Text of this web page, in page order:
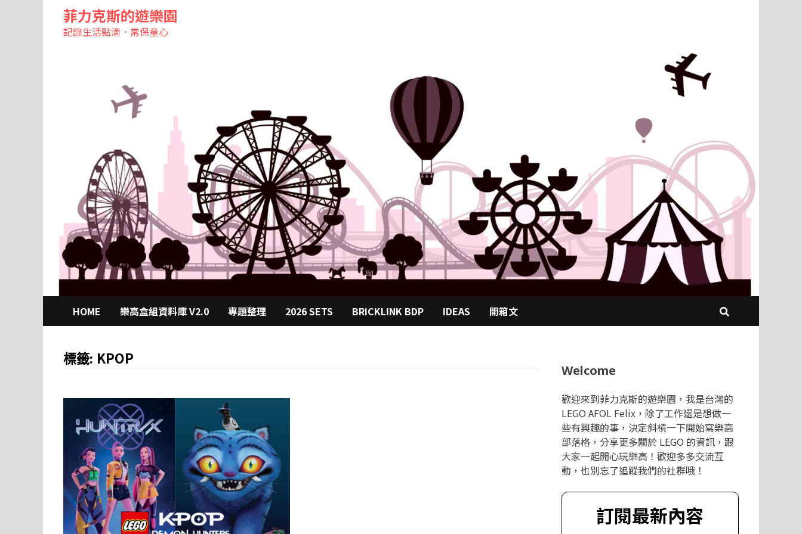
菲力克斯的遊樂園
記錄生活點滴．常保童心
HOME 樂高盒組資料庫 V2.0 專題整理 2026 SETS BRICKLINK BDP IDEAS 開箱文
標籤: KPOP
Welcome
歡迎來到菲力克斯的遊樂園，我是台灣的
LEGO AFOL Felix，除了工作還是想做一
些有興趣的事，決定斜槓一下開始寫樂高
部落格，分享更多關於 LEGO 的資訊，跟
大家一起開心玩樂高！歡迎多多交流互
動，也別忘了追蹤我們的社群哦！
訂閱最新內容